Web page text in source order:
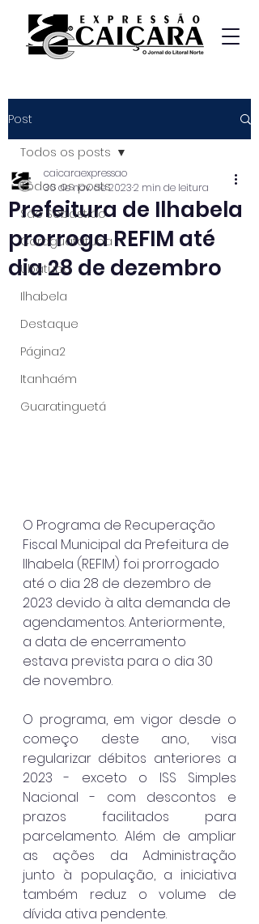
Post
Todos os posts
São Sebastião
Caraguatatuba
Ubatuba
Ilhabela
Destaque
Página2
Itanhaém
Guaratinguetá
Todos os posts
Prefeitura de Ilhabela
prorroga REFIM até
dia 28 de dezembro
caicaraexpressao
30 de nov. de 20232 min de leitura
O Programa de Recuperação
Fiscal Municipal da Prefeitura de
Ilhabela (REFIM) foi prorrogado
até o dia 28 de dezembro de
2023 devido à alta demanda de
agendamentos. Anteriormente,
a data de encerramento
estava prevista para o dia 30
de novembro.
O programa, em vigor desde o
começo deste ano, visa
regularizar débitos anteriores a
2023 - exceto o ISS Simples
Nacional - com descontos e
prazos facilitados para
parcelamento. Além de ampliar
as ações da Administração
junto à população, a iniciativa
também reduz o volume de
dívida ativa pendente.